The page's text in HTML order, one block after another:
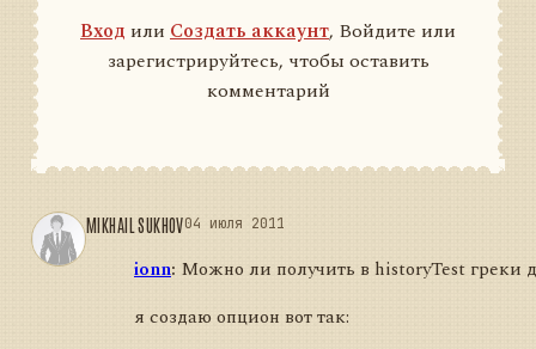
Вход или Создать аккаунт, Войдите или
зарегистрируйтесь, чтобы оставить
комментарий
MIKHAIL SUKHOV04 июля 2011
ionn: Можно ли получить в historyTest греки
я создаю опцион вот так: